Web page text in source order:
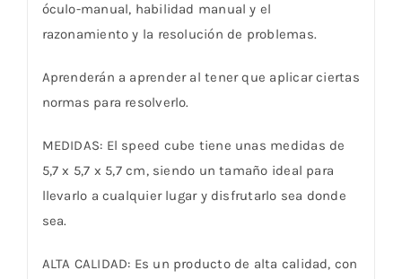
óculo-manual, habilidad manual y el
razonamiento y la resolución de problemas.
Aprenderán a aprender al tener que aplicar ciertas
normas para resolverlo.
MEDIDAS: El speed cube tiene unas medidas de
5,7 x 5,7 x 5,7 cm, siendo un tamaño ideal para
llevarlo a cualquier lugar y disfrutarlo sea donde
sea.
ALTA CALIDAD: Es un producto de alta calidad, con